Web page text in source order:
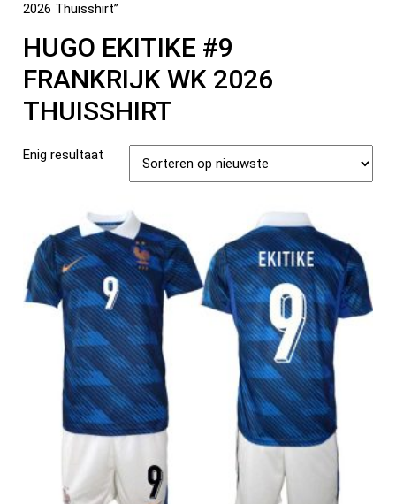
2026 Thuisshirt”
HUGO EKITIKE #9
FRANKRIJK WK 2026
THUISSHIRT
Enig resultaat